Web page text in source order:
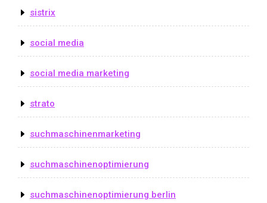
sistrix
social media
social media marketing
strato
suchmaschinenmarketing
suchmaschinenoptimierung
suchmaschinenoptimierung berlin